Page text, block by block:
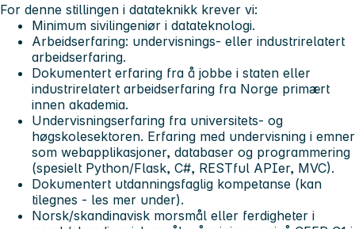
For denne stillingen i datateknikk krever vi:
Minimum sivilingeniør i datateknologi.
Arbeidserfaring: undervisnings- eller industrirelatert
arbeidserfaring.
Dokumentert erfaring fra å jobbe i staten eller
industrirelatert arbeidserfaring fra Norge primært
innen akademia.
Undervisningserfaring fra universitets- og
høgskolesektoren. Erfaring med undervisning i emner
som webapplikasjoner, databaser og programmering
(spesielt Python/Flask, C#, RESTful APIer, MVC).
Dokumentert utdanningsfaglig kompetanse (kan
tilegnes - les mer under).
Norsk/skandinavisk morsmål eller ferdigheter i